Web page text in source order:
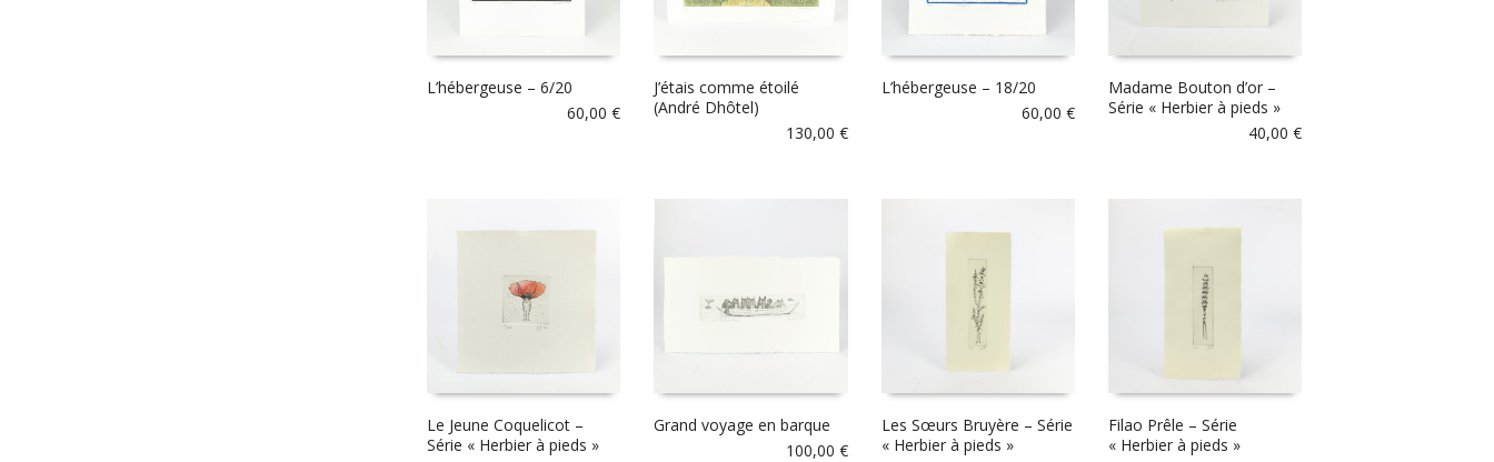
L’hébergeuse – 6/20
60,00€
J’étais comme étoilé
(André Dhôtel)
130,00 €
L’hébergeuse – 18/20
60,00€
Madame Bouton d’or –
Série « Herbier à pieds »
40,00€
Le Jeune Coquelicot –
Série « Herbier à pieds »
Grand voyage en barque
100,00 €
Les Sœurs Bruyère – Série
« Herbier à pieds »
Filao Prêle – Série
« Herbier à pieds »